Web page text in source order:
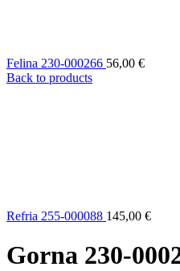
Felina 230-000266 56,00 €
Back to products
Refria 255-000088 145,00 €
Gorna 230-